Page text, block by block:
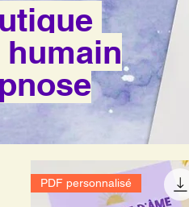
PDF personnalisé